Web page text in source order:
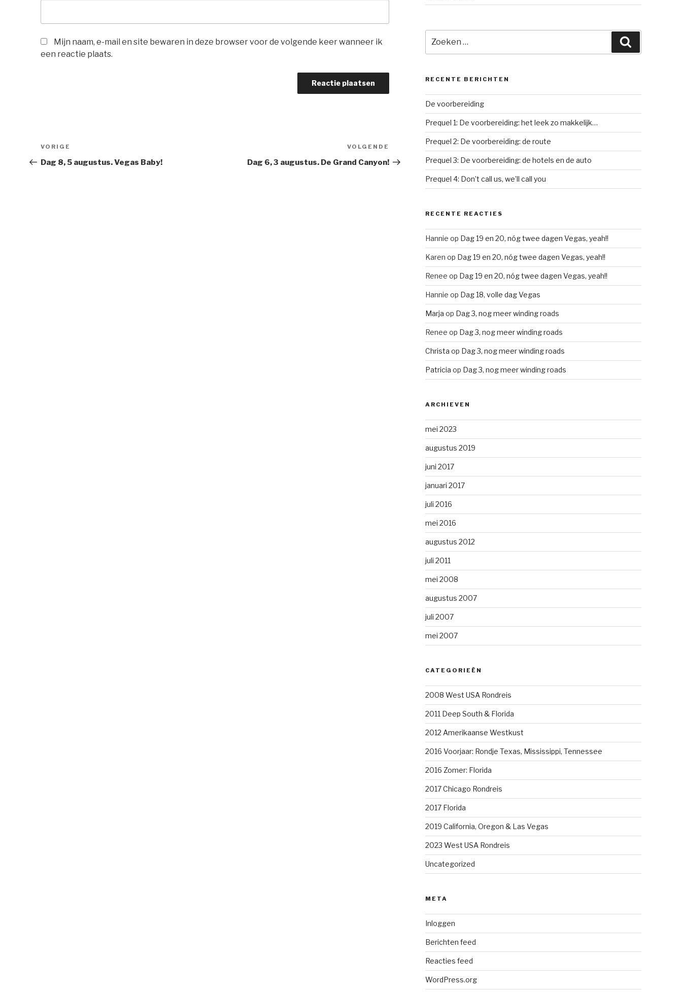
Mijn naam, e-mail en site bewaren in deze browser voor de volgende keer wanneer ik
een reactie plaats.
Bericht
navigatie
Vorig
bericht
VORIGE
Dag 8, 5 augustus. Vegas Baby!
bericht
VOLGENDE
Dag 6, 3 augustus. De Grand Canyon!
naar:
RECENTE BERICHTEN
De voorbereiding
Prequel 1: De voorbereiding: het leek zo makkelijk…
Prequel 2: De voorbereiding: de route
Prequel 3: De voorbereiding: de hotels en de auto
Prequel 4: Don’t call us, we’ll call you
RECENTE REACTIES
Hannie op Dag 19 en 20, nóg twee dagen Vegas, yeah!!
Karen op Dag 19 en 20, nóg twee dagen Vegas, yeah!!
Renee op Dag 19 en 20, nóg twee dagen Vegas, yeah!!
Hannie op Dag 18, volle dag Vegas
Marja op Dag 3, nog meer winding roads
Renee op Dag 3, nog meer winding roads
Christa op Dag 3, nog meer winding roads
Patricia op Dag 3, nog meer winding roads
ARCHIEVEN
mei 2023
augustus 2019
juni 2017
januari 2017
juli 2016
mei 2016
augustus 2012
juli 2011
mei 2008
augustus 2007
juli 2007
mei 2007
CATEGORIEËN
2008 West USA Rondreis
2011 Deep South & Florida
2012 Amerikaanse Westkust
2016 Voorjaar: Rondje Texas, Mississippi, Tennessee
2016 Zomer: Florida
2017 Chicago Rondreis
2017 Florida
2019 California, Oregon & Las Vegas
2023 West USA Rondreis
Uncategorized
META
Inloggen
Berichten feed
Reacties feed
WordPress.org